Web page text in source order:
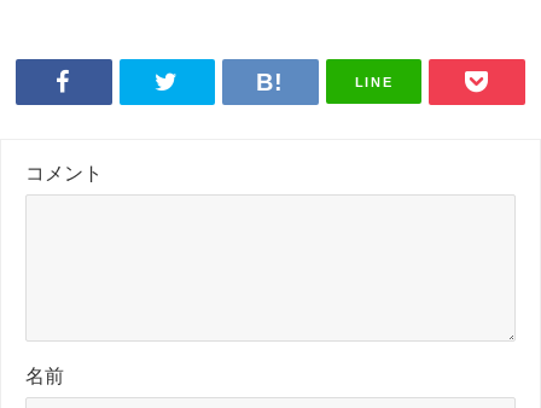
LINE
コメント
名前